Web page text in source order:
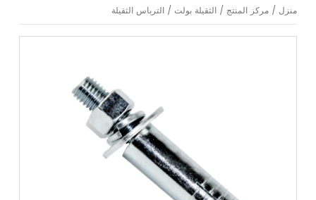
منزل/ مركز المنتج/ الثقيلة بولت/ الترباس الثقيلة